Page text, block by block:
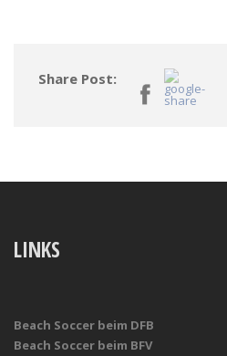
Share Post:
LINKS
Beach Soccer beim DFB
Beach Soccer beim BFV